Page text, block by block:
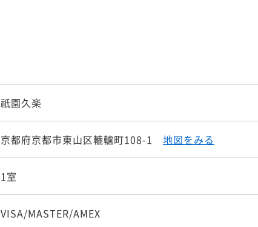
祇園久楽
京都府京都市東山区轆轤町108-1 地図をみる
1室
VISA/MASTER/AMEX